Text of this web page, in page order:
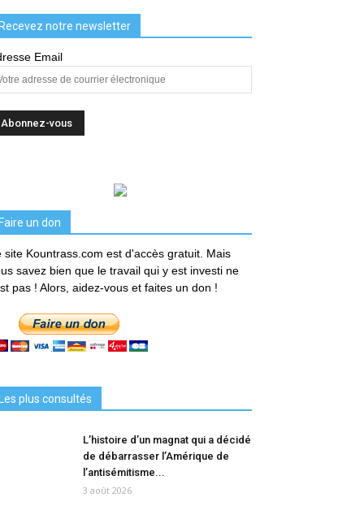
Recevez notre newsletter
Email
Faire un don
site Kountrass.com est d'accès gratuit. Mais
savez bien que le travail qui y est investi ne
pas ! Alors, aidez-vous et faites un don !
Les plus consultés
L’histoire d’un magnat qui a décidé
de débarrasser l’Amérique de
l’antisémitisme...
3 août 2026